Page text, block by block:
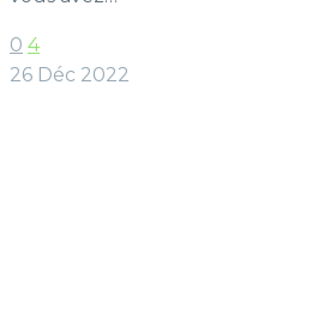
0 4
26 Déc 2022